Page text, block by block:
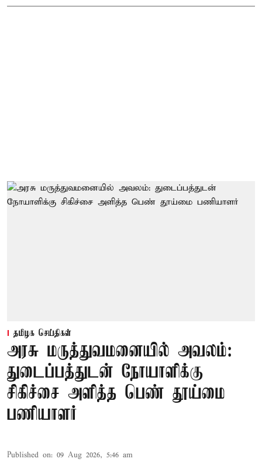
தமிழக செய்திகள்
அரசு மருத்துவமனையில் அவலம்:
துடைப்பத்துடன் நோயாளிக்கு
சிகிச்சை அளித்த பெண் தூய்மை
பணியாளர்
Published on: 09 Aug 2026, 5:46 am